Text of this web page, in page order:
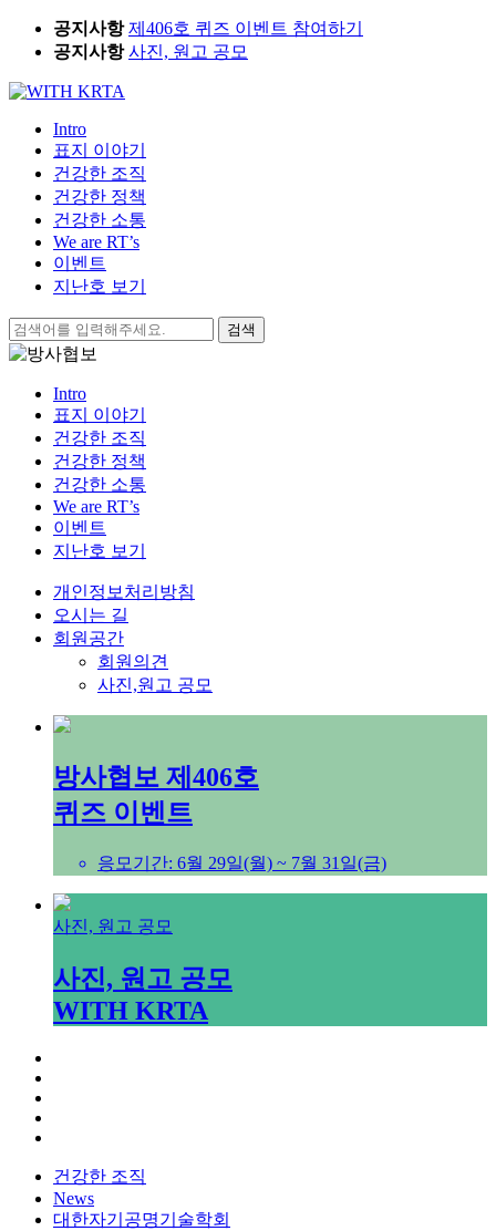
Skip
content
공지사항 제406호 퀴즈 이벤트 참여하기
공지사항 사진, 원고 공모
Intro
표지 이야기
건강한 조직
건강한 정책
건강한 소통
We are RT’s
이벤트
지난호 보기
검
색:
Intro
표지 이야기
건강한 조직
건강한 정책
건강한 소통
We are RT’s
이벤트
지난호 보기
개인정보처리방침
오시는 길
회원공간
회원의견
사진,원고 공모
방사협보 제406호
퀴즈 이벤트
응모기간: 6월 29일(월) ~ 7월 31일(금)
사진, 원고 공모
사진, 원고 공모
WITH KRTA
건강한 조직
News
대한자기공명기술학회